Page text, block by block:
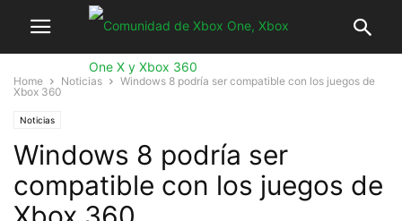
Home Noticias
Windows 8 podría ser compatible con los juegos de
Xbox 360
Noticias
Windows 8 podría ser
compatible con los juegos de